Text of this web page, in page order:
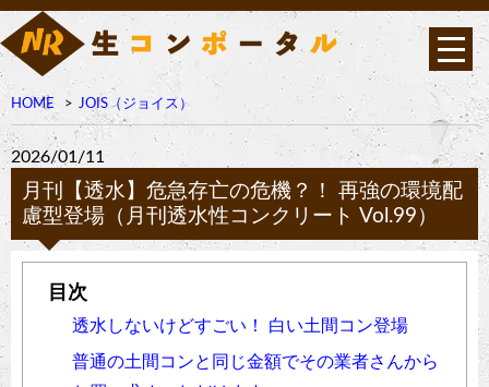
HOME JOIS（ジョイス）
2026/01/11
月刊【透水】危急存亡の危機？！ 再強の環境配
慮型登場（月刊透水性コンクリート Vol.99）
透水しないけどすごい！ 白い土間コン登場
普通の土間コンと同じ金額でその業者さんから